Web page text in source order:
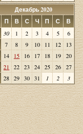
Декабрь 2020
П
В С Ч П С В
30 1 2 3 4 5 6
7 8 9 10 11 12 13
14 15 16 17 18 19 20
21 22 23 24 25 26 27
28 29 30 31 1 2 3